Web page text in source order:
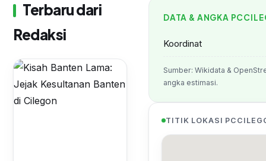
Terbaru dari
Redaksi
DATA & ANGKA
Koordinat
Sumber: Wikidata &
angka estimasi.
TITIK LOKASI